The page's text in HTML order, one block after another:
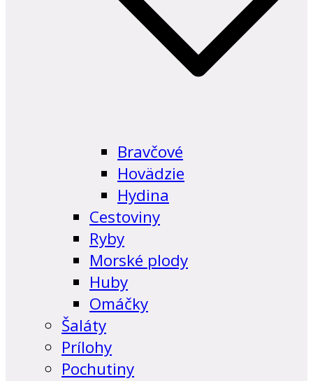
Bravčové
Hovädzie
Hydina
Cestoviny
Ryby
Morské plody
Huby
Omáčky
Šaláty
Prílohy
Pochutiny